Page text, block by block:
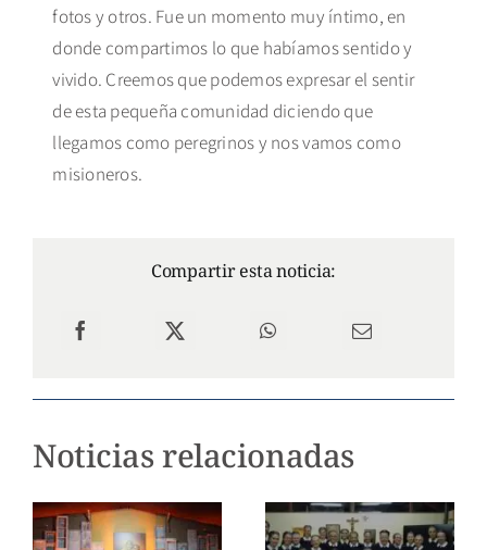
fotos y otros. Fue un momento muy íntimo, en
donde compartimos lo que habíamos sentido y
vivido. Creemos que podemos expresar el sentir
de esta pequeña comunidad diciendo que
llegamos como peregrinos y nos vamos como
misioneros.
Compartir esta noticia:
Noticias relacionadas